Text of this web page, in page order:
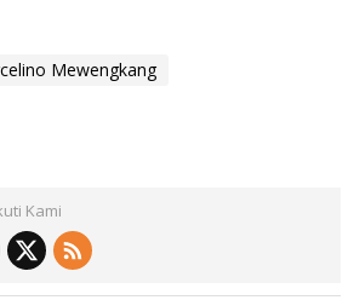
Mewengkang
Kami